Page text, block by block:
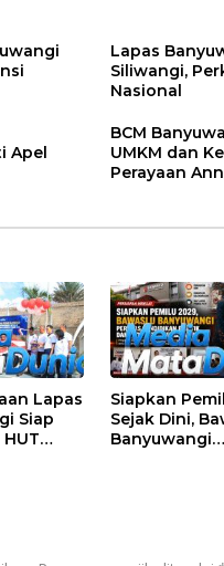
Lapas
Siliwangi,
Nasional
Apel
BCM
UMKM dan
Perayaan
Lapas
Siap
Siapkan
Sejak Dini,
Banyuwangi